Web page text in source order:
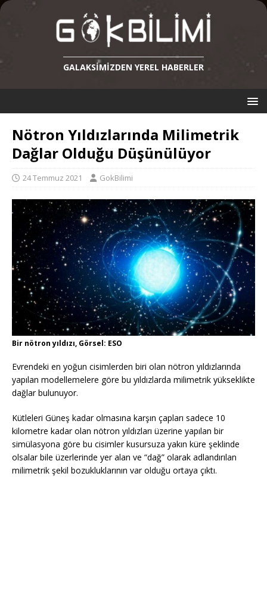
GALAKSIMIZDEN YEREL HABERLER
Nötron Yıldızlarında Milimetrik
Dağlar Olduğu Düşünülüyor
24 Temmuz 2021 GokBilimi
Bir nötron yıldızı, Görsel: ESO
Evrendeki en yoğun cisimlerden biri olan nötron yıldızlarında
yapılan modellemelere göre bu yıldızlarda milimetrik yükseklikte
dağlar bulunuyor.
Kütleleri Güneş kadar olmasına karşın çapları sadece 10
kilometre kadar olan nötron yıldızları üzerine yapılan bir
simülasyona göre bu cisimler kusursuza yakın küre şeklinde
olsalar bile üzerlerinde yer alan ve “dağ” olarak adlandırılan
milimetrik şekil bozukluklarının var olduğu ortaya çıktı.